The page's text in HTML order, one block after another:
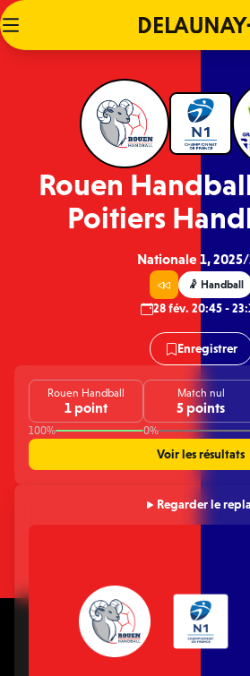
Rouen
Poitiers
Nationale 1,
🤾 Handball
28 fév. 20:45 -
Enregistrer
Rouen Handball
1 point
100%
Match nul
5 points
0%
Voir les résultats
Regarder le